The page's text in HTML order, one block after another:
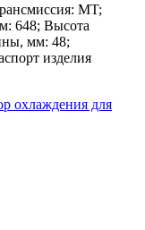
MT;
648; Высота
мм: 48;
изделия
охлаждения для